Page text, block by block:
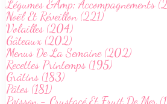
Légumes &Amp; Accompagnements
Noël Et Réveillon (221)
Volailles (204)
Gâteaux (202)
Menus De La Semaine (202)
Recettes Printemps (195)
Grâtins (183)
Pâtes (181)
Poisson - Crustacé Et Fruit De Mer